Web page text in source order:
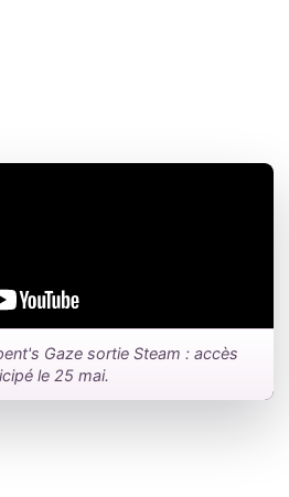
Gaze sortie Steam : accès
le 25 mai.